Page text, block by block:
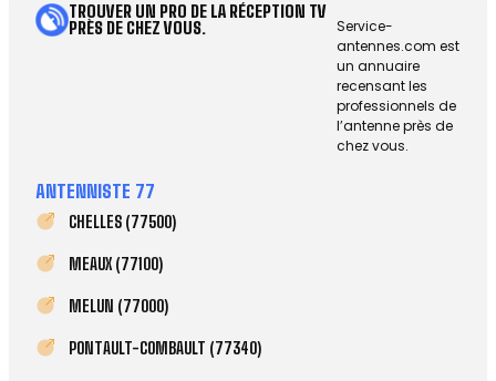
TROUVER UN PRO DE LA RÉCEPTION TV
PRÈS DE CHEZ VOUS.
Service-
antennes.com est
un annuaire
recensant les
professionnels de
l’antenne près de
chez vous.
ANTENNISTE 77
CHELLES (77500)
MEAUX (77100)
MELUN (77000)
PONTAULT-COMBAULT (77340)